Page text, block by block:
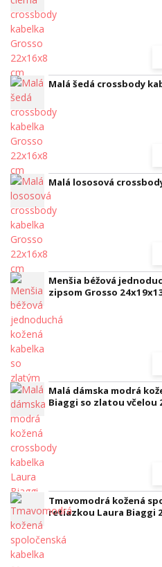
Malá šedá crossbody
Malá lososová
Menšia béžová
zipsom Grosso
Malá dámska modrá
Biaggi so zlatou včelou
Tmavomodrá kožená
retiazkou Laura Biaggi